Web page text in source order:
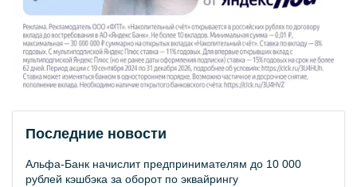
Последние новости
Альфа-Банк начислит предпринимателям до 10 000
рублей кэшбэка за оборот по эквайрингу